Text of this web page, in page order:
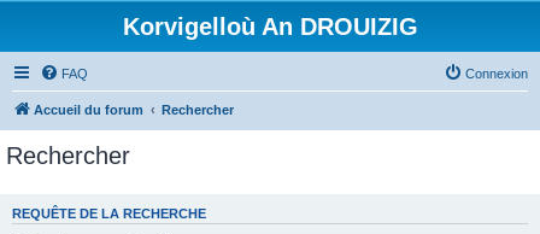
Korvigelloù An DROUIZIG
FAQ Connexion
Accueil du forum Rechercher
Rechercher
REQUÊTE DE LA RECHERCHE